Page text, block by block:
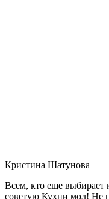
Кристина Шатунова
Всем, кто еще выбирает
советую Кухни мол! Не